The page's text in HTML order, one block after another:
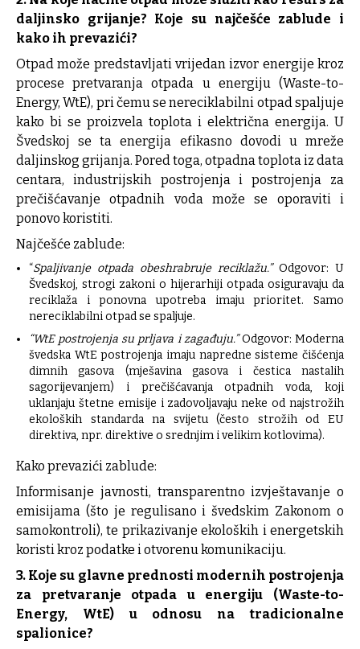
daljinsko grijanje? Koje su najčešće zablude i
kako ih prevazići?
Otpad može predstavljati vrijedan izvor energije kroz
procese pretvaranja otpada u energiju (Waste-to-
Energy, WtE), pri čemu se nereciklabilni otpad spaljuje
kako bi se proizvela toplota i električna energija. U
Švedskoj se ta energija efikasno dovodi u mreže
daljinskog grijanja. Pored toga, otpadna toplota iz data
centara, industrijskih postrojenja i postrojenja za
prečišćavanje otpadnih voda može se oporaviti i
ponovo koristiti.
Najčešće zablude:
“Spaljivanje otpada obeshrabruje reciklažu.”Odgovor: U
Švedskoj, strogi zakoni o hijerarhiji otpada osiguravaju da
reciklaža i ponovna upotreba imaju prioritet. Samo
nereciklabilni otpad se spaljuje.
“WtE postrojenja su prljava i zagađuju.”Odgovor: Moderna
švedska WtE postrojenja imaju napredne sisteme čišćenja
dimnih gasova (mješavina gasova i čestica nastalih
sagorijevanjem) i prečišćavanja otpadnih voda, koji
uklanjaju štetne emisije i zadovoljavaju neke od najstrožih
ekoloških standarda na svijetu (često strožih od EU
direktiva, npr. direktive o srednjim i velikim kotlovima).
Kako prevazići zablude:
Informisanje javnosti, transparentno izvještavanje o
emisijama (što je regulisano i švedskim Zakonom o
samokontroli), te prikazivanje ekoloških i energetskih
koristi kroz podatke i otvorenu komunikaciju.
3. Koje su glavne prednosti modernih postrojenja
za pretvaranje otpada u energiju (Waste-to-
Energy, WtE) u odnosu na tradicionalne
spalionice?